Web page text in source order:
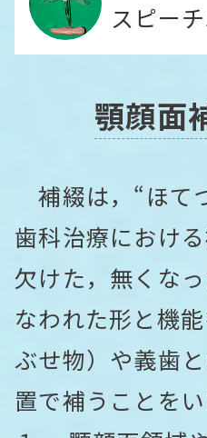
スピー
顎顔面
補綴は，“ほて
歯科治療におけ
欠けた，無くな
なわれた形と機
ぶせ物）や義歯
置で補うことをい